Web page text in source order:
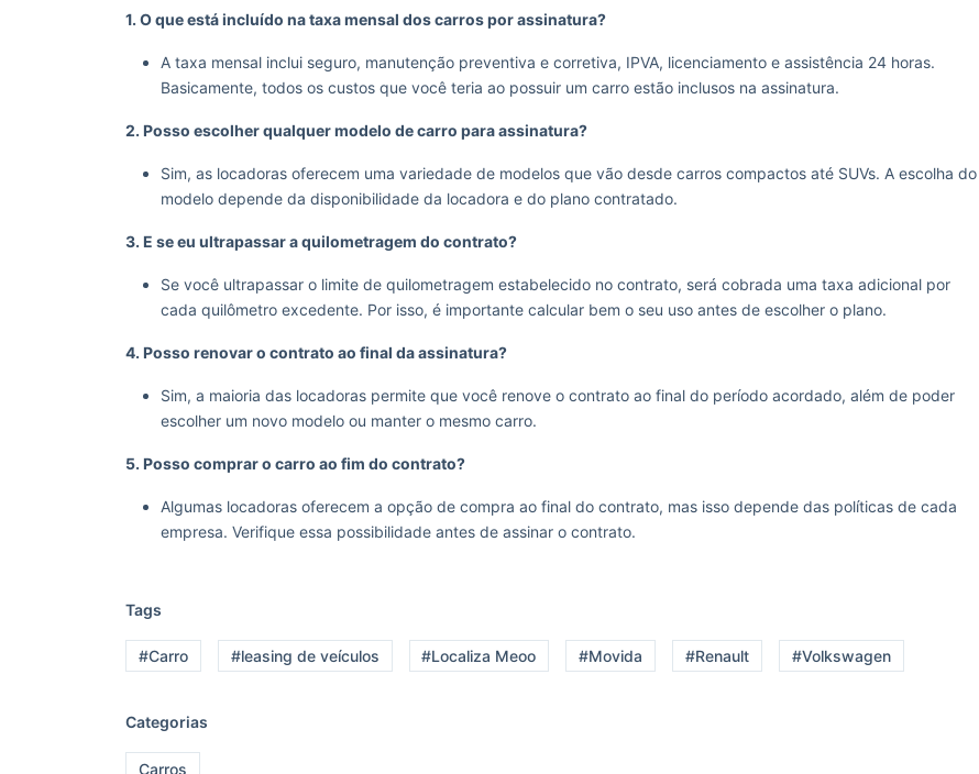
1. O que está incluído na taxa mensal dos carros por assinatura?
A taxa mensal inclui seguro, manutenção preventiva e corretiva, IPVA, licenciamento e assistência 24 horas.
Basicamente, todos os custos que você teria ao possuir um carro estão inclusos na assinatura.
2. Posso escolher qualquer modelo de carro para assinatura?
Sim, as locadoras oferecem uma variedade de modelos que vão desde carros compactos até SUVs. A escolha do
modelo depende da disponibilidade da locadora e do plano contratado.
3. E se eu ultrapassar a quilometragem do contrato?
Se você ultrapassar o limite de quilometragem estabelecido no contrato, será cobrada uma taxa adicional por
cada quilômetro excedente. Por isso, é importante calcular bem o seu uso antes de escolher o plano.
4. Posso renovar o contrato ao final da assinatura?
Sim, a maioria das locadoras permite que você renove o contrato ao final do período acordado, além de poder
escolher um novo modelo ou manter o mesmo carro.
5. Posso comprar o carro ao fim do contrato?
Algumas locadoras oferecem a opção de compra ao final do contrato, mas isso depende das políticas de cada
empresa. Verifique essa possibilidade antes de assinar o contrato.
Tags
#Carro #leasing de veículos #Localiza Meoo #Movida #Renault #Volkswagen
Categorias
Carros